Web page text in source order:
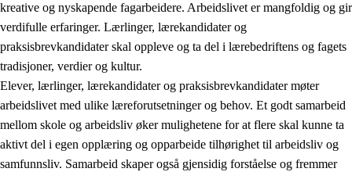
3. Prinsipper for skolens praksis
3.1 Et inkluderende læringsmiljø
3.2 Undervisning og tilpasset opplæring
kreative og nyskapende fagarbeidere. Arbeidslivet er mangfoldig og gir
verdifulle erfaringer. Lærlinger, lærekandidater og
praksisbrevkandidater skal oppleve og ta del i lærebedriftens og fagets
tradisjoner, verdier og kultur.
Elever, lærlinger, lærekandidater og praksisbrevkandidater møter
arbeidslivet med ulike læreforutsetninger og behov. Et godt samarbeid
mellom skole og arbeidsliv øker mulighetene for at flere skal kunne ta
aktivt del i egen opplæring og opparbeide tilhørighet til arbeidsliv og
samfunnsliv. Samarbeid skaper også gjensidig forståelse og fremmer